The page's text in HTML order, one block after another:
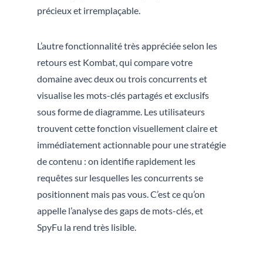
précieux et irremplaçable.
L’autre fonctionnalité très appréciée selon les
retours est Kombat, qui compare votre
domaine avec deux ou trois concurrents et
visualise les mots-clés partagés et exclusifs
sous forme de diagramme. Les utilisateurs
trouvent cette fonction visuellement claire et
immédiatement actionnable pour une stratégie
de contenu : on identifie rapidement les
requêtes sur lesquelles les concurrents se
positionnent mais pas vous. C’est ce qu’on
appelle l’analyse des gaps de mots-clés, et
SpyFu la rend très lisible.